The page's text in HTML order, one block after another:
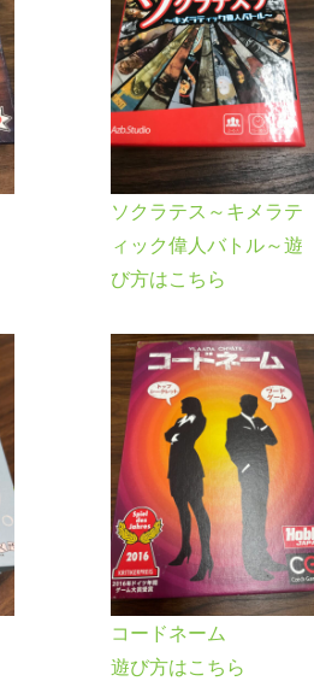
ソクラテス～キメラテ
ィック偉人バトル～遊
び方はこちら
コードネーム
遊び方はこちら